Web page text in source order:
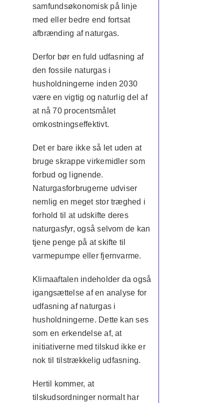
samfundsøkonomisk på linje
med eller bedre end fortsat
afbrænding af naturgas.
Derfor bør en fuld udfasning af
den fossile naturgas i
husholdningerne inden 2030
være en vigtig og naturlig del af
at nå 70 procentsmålet
omkostningseffektivt.
Det er bare ikke så let uden at
bruge skrappe virkemidler som
forbud og lignende.
Naturgasforbrugerne udviser
nemlig en meget stor træghed i
forhold til at udskifte deres
naturgasfyr, også selvom de kan
tjene penge på at skifte til
varmepumpe eller fjernvarme.
Klimaaftalen indeholder da også
igangsættelse af en analyse for
udfasning af naturgas i
husholdningerne. Dette kan ses
som en erkendelse af, at
initiativerne med tilskud ikke er
nok til tilstrækkelig udfasning.
Hertil kommer, at
tilskudsordninger normalt har